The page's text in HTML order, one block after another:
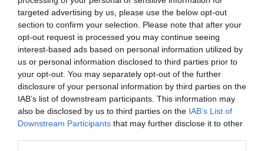
targeted advertising by us, please use the below opt-out
section to confirm your selection. Please note that after your
opt-out request is processed you may continue seeing
interest-based ads based on personal information utilized by
us or personal information disclosed to third parties prior to
your opt-out. You may separately opt-out of the further
disclosure of your personal information by third parties on the
IAB’s list of downstream participants. This information may
also be disclosed by us to third parties on the IAB’s List of
Downstream Participants that may further disclose it to other